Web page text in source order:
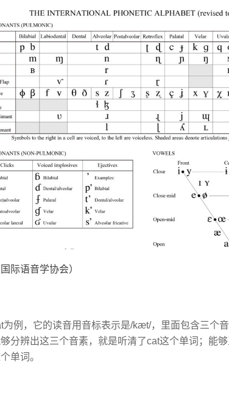
际语音学协会）
为例，它的读音用音标表示是/kæt/，里面包含三个
分辨出这三个音素，就是听清了cat这个单词；能够
单词。